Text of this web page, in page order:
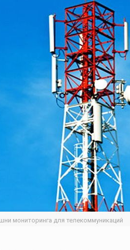
мониторинга для телекоммуникаций